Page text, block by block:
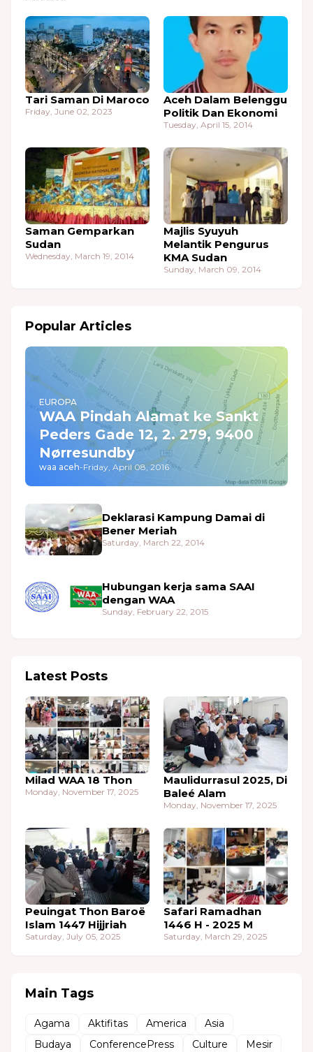
Tari Saman Di Maroco
Friday, June 02, 2023
Aceh Dalam Belenggu
Politik Dan Ekonomi
Tuesday, April 15, 2014
Saman Gemparkan
Sudan
Wednesday, March 19, 2014
Majlis Syuyuh
Melantik Pengurus
KMA Sudan
Sunday, March 09, 2014
Popular Articles
EUROPA
WAA Pindah Alamat ke Sankt
Peders Gade 12, 2. 279, 9400
Nørresundby
waa aceh-Friday, April 08, 2016
Deklarasi Kampung Damai di
Bener Meriah
Saturday, March 22, 2014
Hubungan kerja sama SAAI
dengan WAA
Sunday, February 22, 2015
Latest Posts
Milad WAA 18 Thon
Monday, November 17, 2025
Maulidurrasul 2025, Di
Baleé Alam
Monday, November 17, 2025
Peuingat Thon Baroë
Islam 1447 Hijjriah
Saturday, July 05, 2025
Safari Ramadhan
1446 H - 2025 M
Saturday, March 29, 2025
Main Tags
Agama Aktifitas America
Asia
Budaya
ConferencePress Culture
Mesir